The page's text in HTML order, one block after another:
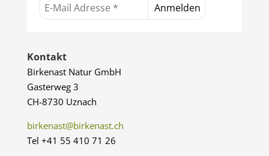
Kontakt
Birkenast Natur GmbH
Gasterweg 3
CH-8730 Uznach
birkenast@birkenast.ch
Tel +41 55 410 71 26